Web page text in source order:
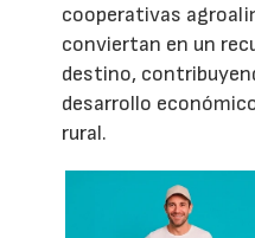
cooperativas
conviertan en un
destino,
desarrollo
rural.